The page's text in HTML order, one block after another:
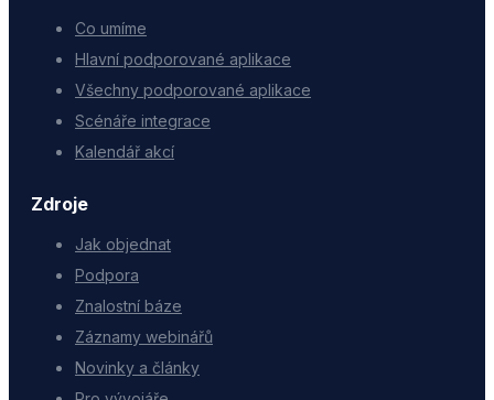
Co umíme
Hlavní podporované aplikace
Všechny podporované aplikace
Scénáře integrace
Kalendář akcí
Zdroje
Jak objednat
Podpora
Znalostní báze
Záznamy webinářů
Novinky a články